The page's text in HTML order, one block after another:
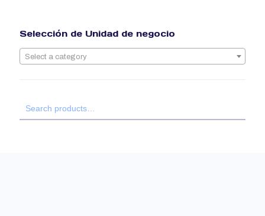
Selección de Unidad de negocio
Select a category